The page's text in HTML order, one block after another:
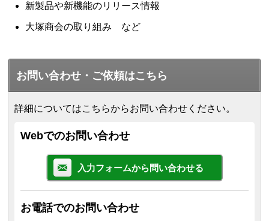
新製品や新機能のリリース情報
大塚商会の取り組み など
お問い合わせ・ご依頼はこちら
詳細についてはこちらからお問い合わせください。
Webでのお問い合わせ
入力フォームから問い合わせる
お電話でのお問い合わせ